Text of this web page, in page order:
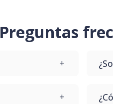
Preguntas